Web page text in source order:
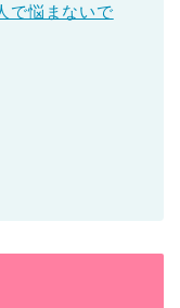
で悩まないで